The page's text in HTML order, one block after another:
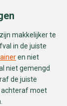
makkelijker te
in de juiste
en niet
niet gemengd
de juiste
achteraf moet